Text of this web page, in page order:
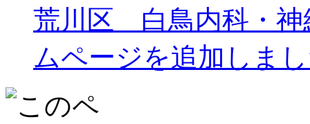
荒川区 白鳥内科・神
ムページを追加しま